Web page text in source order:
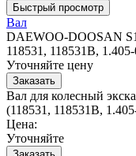
Вал
DAEWOO-DOOSAN
118531, 118531B,
Уточняйте цену
Вал для колесный
(118531, 118531B,
Цена:
Уточняйте